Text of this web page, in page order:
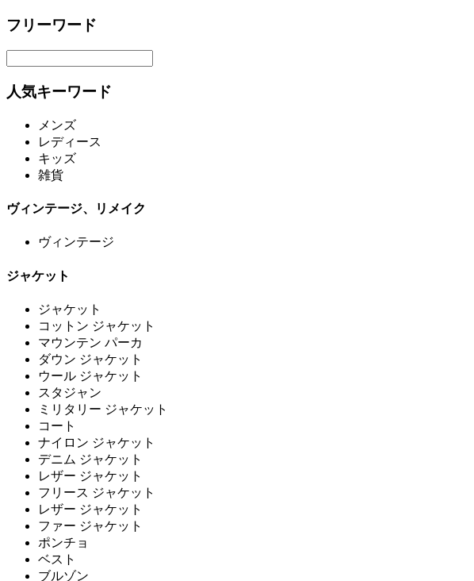
フリーワード
人気キーワード
メンズ
レディース
キッズ
雑貨
ヴィンテージ、リメイク
ヴィンテージ
ジャケット
ジャケット
コットン ジャケット
マウンテン パーカ
ダウン ジャケット
ウール ジャケット
スタジャン
ミリタリー ジャケット
コート
ナイロン ジャケット
デニム ジャケット
レザー ジャケット
フリース ジャケット
レザー ジャケット
ファー ジャケット
ポンチョ
ベスト
ブルゾン